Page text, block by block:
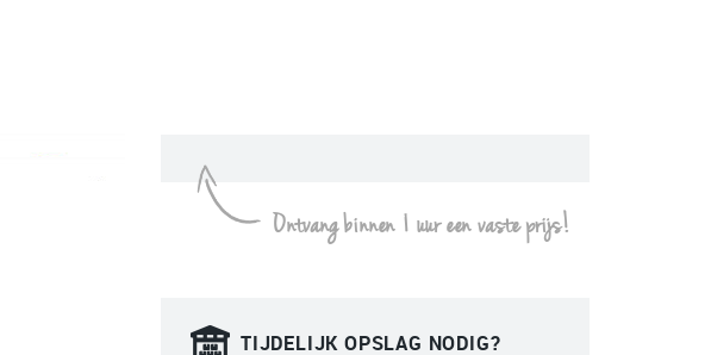
Ontvang binnen 1 uur een vaste prijs!
TIJDELIJK OPSLAG NODIG?